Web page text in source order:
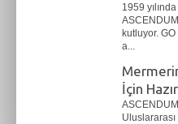
1959
ASCENDUM
kutluyor.
a...
İçin